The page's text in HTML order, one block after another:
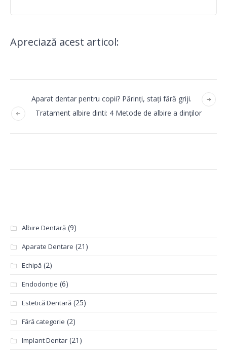
Apreciază acest articol:
Aparat dentar pentru copii? Părinți, stați fără griji.
Tratament albire dinti: 4 Metode de albire a dinţilor
Albire Dentară (9)
Aparate Dentare (21)
Echipă (2)
Endodonție (6)
Estetică Dentară (25)
Fără categorie (2)
Implant Dentar (21)